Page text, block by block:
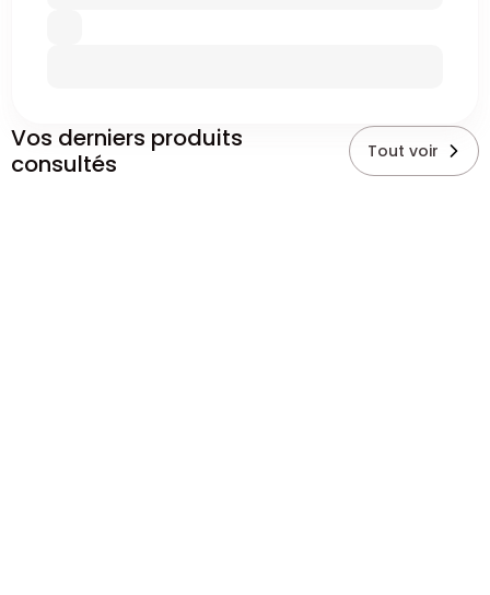
Vos derniers produits
consultés
Tout voir